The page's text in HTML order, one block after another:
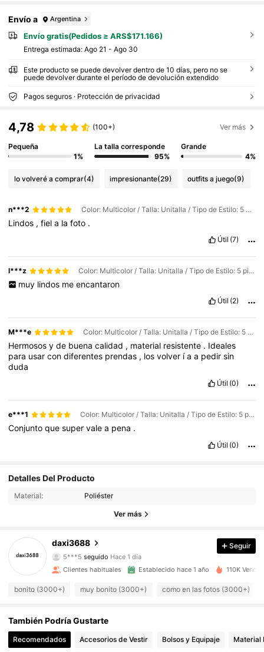
Envío a Argentina
Envío gratis(Pedidos ≥ ARS$171.166)
Entrega estimada: Ago 21 - Ago 30
Este producto se puede devolver dentro de 10 días, pero no se
puede devolver durante el período de devolución extendido
Pagos seguros · Protección de privacidad
4,78 (100+) Ver más
Pequeña
1%
La talla corresponde
95%
Grande
4%
lo volveré a comprar(4) impresionante(29) outfits a juego(9)
n***2 Color: Multicolor / Talla: Unitalla / Tipo de Estilo: 5 piezas
Lindos ,fiela lafoto .
Útil (7)
l***z Color: Multicolor / Talla: Unitalla / Tipo de Estilo: 5 piezas
muy lindos me encantaron
Útil (2)
M***e Color: Multicolor / Talla: Unitalla / Tipo de Estilo: 5 piezas
Hermososyde buenacalidad , material resistente . Ideales
para usarcondiferentes prendas , losvolver íaa pedirsin
duda
Útil (0)
e***1 Color: Multicolor / Talla: Unitalla / Tipo de Estilo: 5 piezas
Conjuntoquesupervalea pena .
Útil (0)
Detalles Del Producto
Material: Poliéster
Ver más
daxi3688
4,88 2.6K Seguidores
5***5seguido
4,88
2.6K Seguidores
4,88
4,88 2.6K Seguidores
Seguir
Clientes habituales Establecido hace 1 año 110K
bonito (3000+) muy bonito (3000+) como en las fotos (3000+)
También Podría Gustarte
Recomendados Accesorios de Vestir Bolsos y Equipaje Material